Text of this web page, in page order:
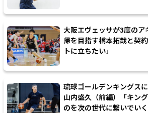
大阪エヴェッサが3度の
帰を目指す橋本拓哉と契
トに立ちたい」
琉球ゴールデンキングス
山内盛久（前編）「キン
のを次の世代に繋いでい